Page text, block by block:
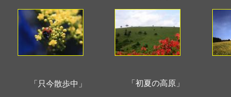
「只今散歩中」 「初夏の高原」